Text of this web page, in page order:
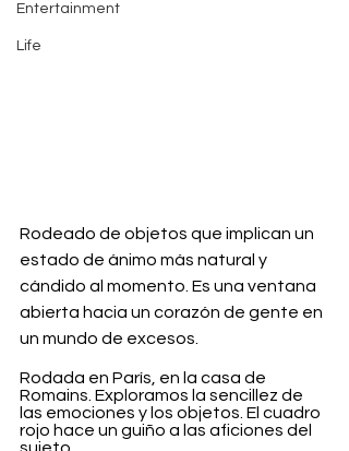
Entertainment
Life
Rodeado de objetos que implican un
estado de ánimo más natural y
cándido al momento. Es una ventana
abierta hacia un corazón de gente en
un mundo de excesos.
Rodada en París, en la casa de
Romains. Exploramos la sencillez de
las emociones y los objetos. El cuadro
rojo hace un guiño a las aficiones del